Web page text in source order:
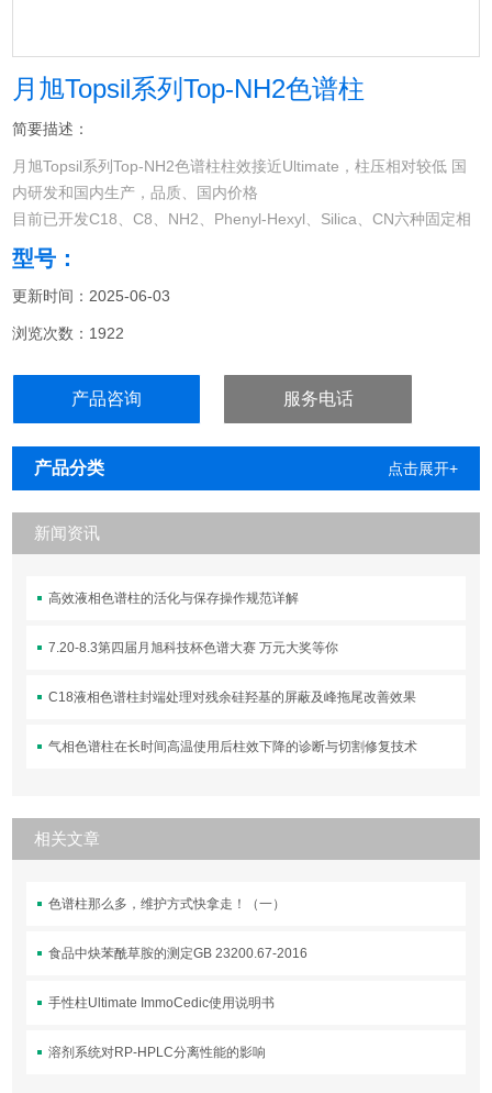
月旭Topsil系列Top-NH2色谱柱
简要描述：
月旭Topsil系列Top-NH2色谱柱柱效接近Ultimate，柱压相对较低 国
内研发和国内生产，品质、国内价格
目前已开发C18、C8、NH2、Phenyl-Hexyl、Silica、CN六种固定相
可供选择
型号：
更新时间：2025-06-03
浏览次数：1922
产品咨询 服务电话
产品分类 点击展开+
新闻资讯
高效液相色谱柱的活化与保存操作规范详解
7.20-8.3第四届月旭科技杯色谱大赛 万元大奖等你
C18液相色谱柱封端处理对残余硅羟基的屏蔽及峰拖尾改善效果
气相色谱柱在长时间高温使用后柱效下降的诊断与切割修复技术
相关文章
色谱柱那么多，维护方式快拿走！（一）
食品中炔苯酰草胺的测定GB 23200.67-2016
手性柱Ultimate ImmoCedic使用说明书
溶剂系统对RP-HPLC分离性能的影响